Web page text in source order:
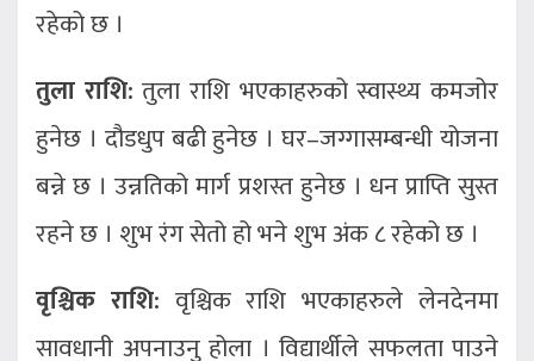
रहेको छ ।
तुला राशि:तुला राशि भएकाहरुको स्वास्थ्य कमजोर
हुनेछ । दौडधुप बढी हुनेछ । घर–जग्गासम्बन्धी योजना
बन्ने छ । उन्नतिको मार्ग प्रशस्त हुनेछ । धन प्राप्ति सुस्त
रहने छ । शुभ रंग सेतो हो भने शुभ अंक ८ रहेको छ ।
वृश्चिक राशि: वृश्चिक राशि भएकाहरुले लेनदेनमा
सावधानी अपनाउनु होला । विद्यार्थीले सफलता पाउने